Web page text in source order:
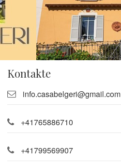
Kontakte
info.casabelgeri@gmail.com
+41765886710
+41799569907